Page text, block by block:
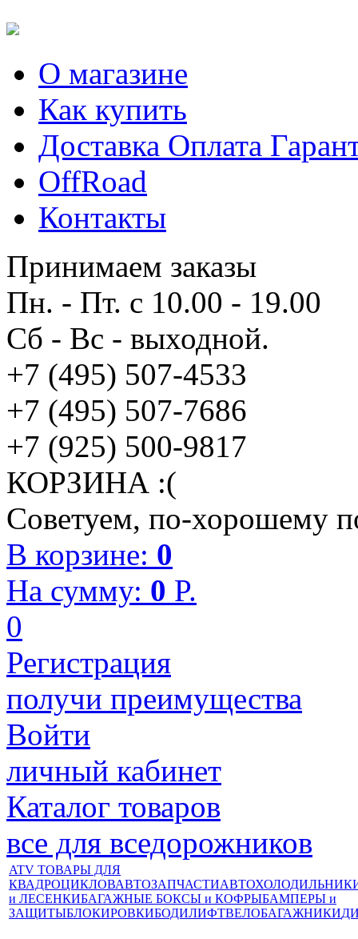
О магазине
Как купить
Доставка Оплата
OffRoad
Контакты
Принимаем заказы
Пн. - Пт. с 10.00 - 19.00
Сб - Вс - выходной.
+7 (495) 507-4533
+7 (495) 507-7686
+7 (925) 500-9817
КОРЗИНА :(
Советуем, по-хорошему
В корзине: 0
На сумму: 0 P.
0
Регистрация
получи преимущества
Войти
личный кабинет
Каталог товаров
все для вседорожников
ATV ТОВАРЫ ДЛЯ
КВАДРОЦИКЛОВАВТОЗАПЧАСТИ
и ЛЕСЕНКИБАГАЖНЫЕ БОКСЫ и КОФРЫБАМПЕРЫ и
ЗАЩИТЫБЛОКИРОВКИБОДИЛИФТВЕЛОБАГАЖНИКИ